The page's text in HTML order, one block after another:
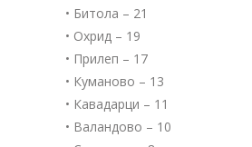
• Битола – 21
• Охрид – 19
• Прилеп – 17
• Куманово – 13
• Кавадарци – 11
• Валандово – 10